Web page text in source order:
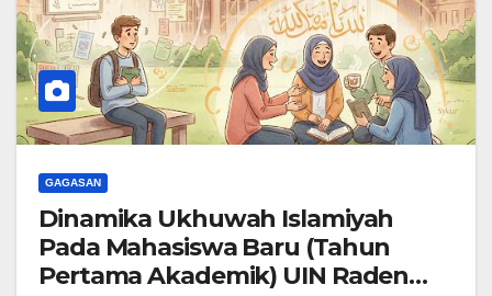
GAGASAN
Dinamika Ukhuwah Islamiyah
Pada Mahasiswa Baru (Tahun
Pertama Akademik) UIN Raden